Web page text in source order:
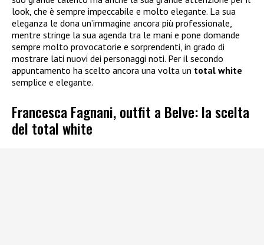
look, che è sempre impeccabile e molto elegante. La sua
eleganza le dona un’immagine ancora più professionale,
mentre stringe la sua agenda tra le mani e pone domande
sempre molto provocatorie e sorprendenti, in grado di
mostrare lati nuovi dei personaggi noti. Per il secondo
appuntamento ha scelto ancora una volta un total white
semplice e elegante.
Francesca Fagnani, outfit a Belve: la scelta
del total white